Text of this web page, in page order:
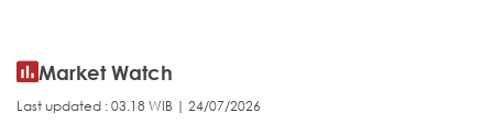
Market Watch
Last updated : 03.18 WIB | 24/07/2026